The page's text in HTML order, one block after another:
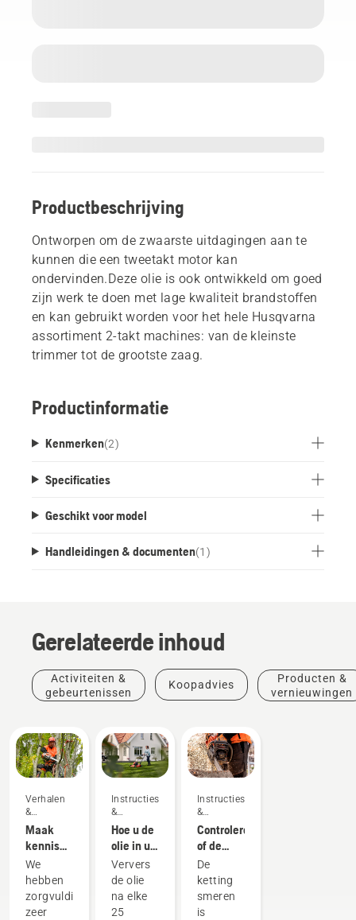
Productbeschrijving
Ontworpen om de zwaarste uitdagingen aan te
kunnen die een tweetakt motor kan
ondervinden.Deze olie is ook ontwikkeld om goed
zijn werk te doen met lage kwaliteit brandstoffen
en kan gebruikt worden voor het hele Husqvarna
assortiment 2-takt machines: van de kleinste
trimmer tot de grootste zaag.
Productinformatie
Kenmerken(2)
Specificaties
Geschikt voor model
Handleidingen & documenten(1 )
Gerelateerde inhoud
Activiteiten &
gebeurtenissen
Koopadvies
Producten &
vernieuwingen
Verhalen
&
inspiratie
Maak
kennis
met het
Husqvarna
H-Team -
onze
We
hebben
zorgvuldig
zeer
Instructies
&
handleidingen
Hoe u de
olie in uw
Husqvarna-
gazonmaaier
ververst
Ververs
de olie
na elke
25
Instructies
&
handleidingen
Controleren
of de
kettingsmering
op uw
kettingzaag
werkt
De
ketting
smeren
is